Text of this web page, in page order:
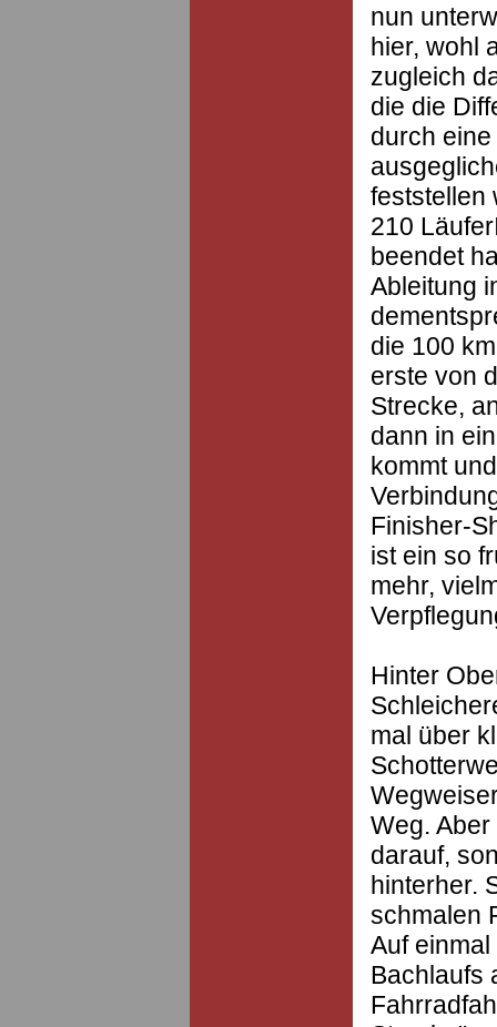
nun
hier, wohl
zugleich
die die
durch
feststellen
210
beendet
Ableitung
die 100
erste von
Strecke,
dann in
kommt
Finisher-
ist ein so
mehr,
Hinter
mal über
Weg.
darauf,
hinterher.
schmalen
Auf
Bachlaufs